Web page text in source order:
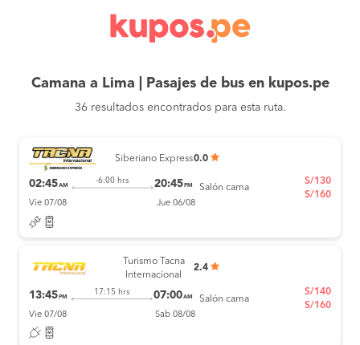
Camana a Lima | Pasajes de bus en kupos.pe
36 resultados encontrados para esta ruta.
Siberiano Express0.0
02:45AM
-6:00 hrs 20:45 PM
Vie 07/08 Jue 06/08
Salón cama
S/130
S/160
Turismo Tacna
Internacional
2.4
13:45 PM
17:15 hrs 07:00AM
Vie 07/08 Sab 08/08
Salón cama
S/140
S/160